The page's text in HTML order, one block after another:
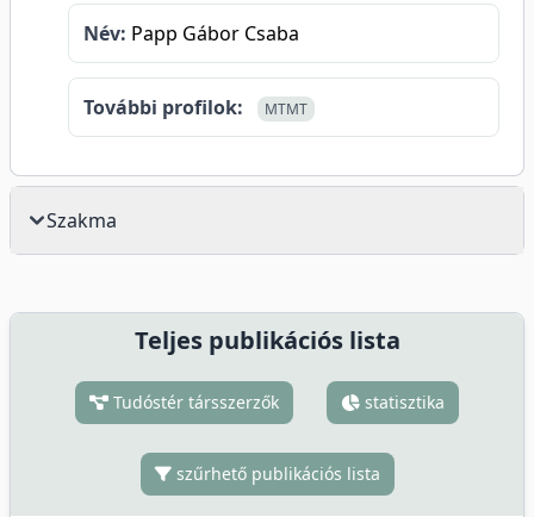
Név: Papp Gábor Csaba
További profilok: MTMT
Szakma
Teljes publikációs lista
Tudóstér társszerzők statisztika
szűrhető publikációs lista